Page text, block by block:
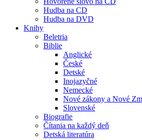
Hudba na CD
Hudba na DVD
Knihy
Beletria
Biblie
Anglické
České
Detské
Inojazyčné
Nemecké
Nové zákony a Nové
Slovenské
Biografie
Čítania na každý deň
Detská literatúra